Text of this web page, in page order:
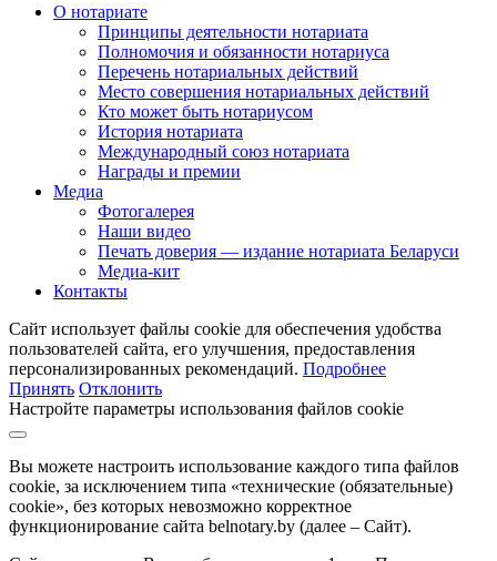
О нотариате
Принципы деятельности нотариата
Полномочия и обязанности нотариуса
Перечень нотариальных действий
Место совершения нотариальных действий
Кто может быть нотариусом
История нотариата
Международный союз нотариата
Награды и премии
Медиа
Фотогалерея
Наши видео
Печать доверия — издание нотариата Беларуси
Медиа-кит
Контакты
Сайт использует файлы cookie для обеспечения удобства
пользователей сайта, его улучшения, предоставления
персонализированных рекомендаций. Подробнее
Принять Отклонить
Настройте параметры использования файлов cookie
Вы можете настроить использование каждого типа файлов
cookie, за исключением типа «технические (обязательные)
cookie», без которых невозможно корректное
функционирование сайта belnotary.by (далее – Сайт).